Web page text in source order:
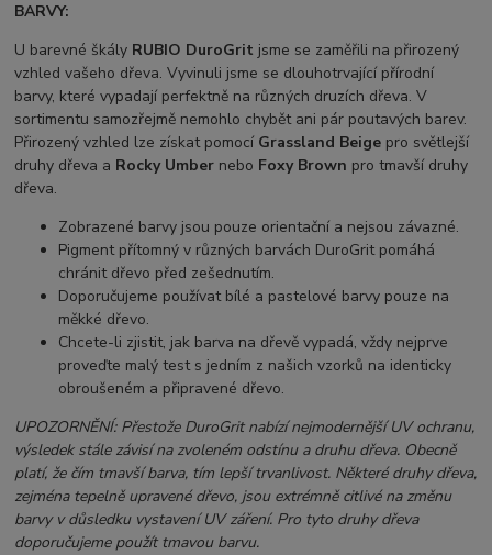
BARVY:
U barevné škály RUBIO DuroGrit jsme se zaměřili na přirozený
vzhled vašeho dřeva. Vyvinuli jsme se dlouhotrvající přírodní
barvy, které vypadají perfektně na různých druzích dřeva. V
sortimentu samozřejmě nemohlo chybět ani pár poutavých barev.
Přirozený vzhled lze získat pomocí Grassland Beige pro světlejší
druhy dřeva a Rocky Umber nebo Foxy Brown pro tmavší druhy
dřeva.
Zobrazené barvy jsou pouze orientační a nejsou závazné.
Pigment přítomný v různých barvách DuroGrit pomáhá
chránit dřevo před zešednutím.
Doporučujeme používat bílé a pastelové barvy pouze na
měkké dřevo.
Chcete-li zjistit, jak barva na dřevě vypadá, vždy nejprve
proveďte malý test s jedním z našich vzorků na identicky
obroušeném a připravené dřevo.
UPOZORNĚNÍ: Přestože DuroGrit nabízí nejmodernější UV ochranu,
výsledek stále závisí na zvoleném odstínu a druhu dřeva. Obecně
platí, že čím tmavší barva, tím lepší trvanlivost. Některé druhy dřeva,
zejména tepelně upravené dřevo, jsou extrémně citlivé na změnu
barvy v důsledku vystavení UV záření. Pro tyto druhy dřeva
doporučujeme použít tmavou barvu.